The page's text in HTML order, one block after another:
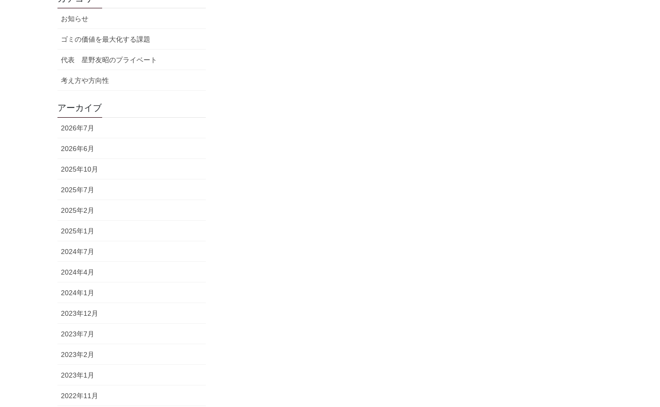
お知らせ
ゴミの価値を最大化する課題
代表 星野友昭のプライベート
考え方や方向性
アーカイブ
2026年7月
2026年6月
2025年10月
2025年7月
2025年2月
2025年1月
2024年7月
2024年4月
2024年1月
2023年12月
2023年7月
2023年2月
2023年1月
2022年11月